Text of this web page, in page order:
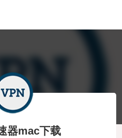
器mac下载